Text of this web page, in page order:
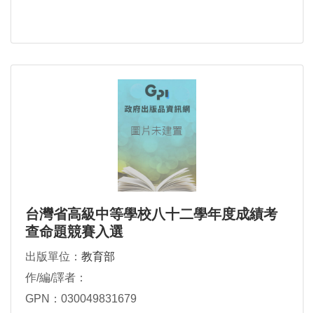
台灣省高級中等學校八十二學年度成績考
查命題競賽入選
出版單位： 教育部
作/編/譯者：
GPN：030049831679